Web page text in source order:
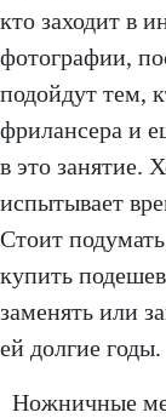
кто заходит в
фотографии,
подойдут тем,
фрилансера и
в это занятие.
испытывает
Стоит
купить
заменять или
ей долгие годы.
Ножничные